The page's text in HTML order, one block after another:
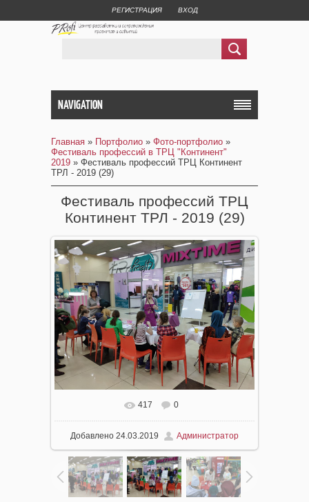
РЕГИСТРАЦИЯ ВХОД
NAVIGATION
Главная » Портфолио » Фото-портфолио »
Фестиваль профессий в ТРЦ "Континент"
2019 » Фестиваль профессий ТРЦ Континент
ТРЛ - 2019 (29)
Фестиваль профессий ТРЦ
Континент ТРЛ - 2019 (29)
417 0
Добавлено 24.03.2019 Администратор